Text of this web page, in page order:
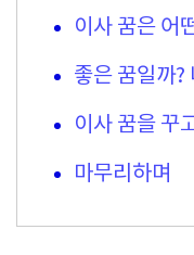
이사 꿈은 어
좋은 꿈일까?
이사 꿈을 꾸
마무리하며